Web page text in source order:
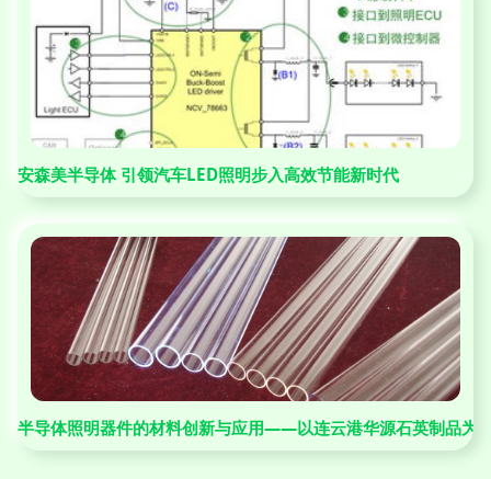
安森美半导体 引领汽车LED照明步入高效节能新时代
半导体照明器件的材料创新与应用——以连云港华源石英制品为